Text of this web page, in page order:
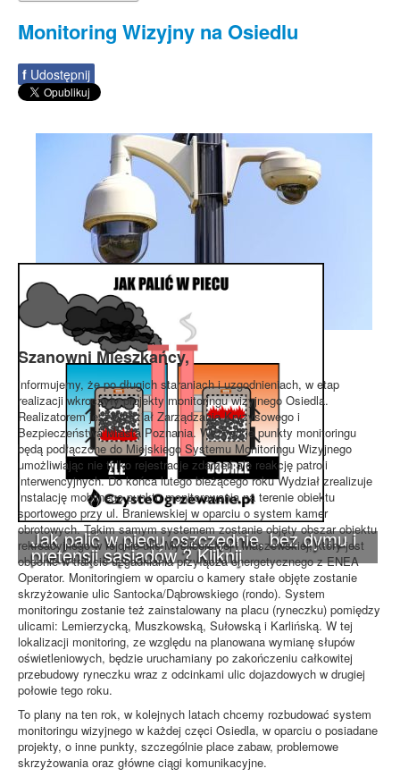
Jak palić w piecu oszczędnie, bez dymu i
pretensji sąsiadów ? Kliknij
Monitoring Wizyjny na Osiedlu
f Udostępnij
Szanowni Mieszkańcy,
informujemy, że po długich staraniach i uzgodnieniach, w etap
realizacji wkroczyły projekty monitoringu wizyjnego Osiedla.
Realizatorem jest Wydział Zarządzania Kryzysowego i
Bezpieczeństwa Miasta Poznania. Wszystkie punkty monitoringu
będą podłączone do Miejskiego Systemu Monitoringu Wizyjnego
umożliwiając nie tylko rejestracje zdarzeń ale reakcję patroli
interwencyjnych. Do końca lutego bieżącego roku Wydział zrealizuje
instalację mobilnego punktu monitorowania na terenie obiektu
sportowego przy ul. Braniewskiej w oparciu o system kamer
obrotowych. Takim samym systemem zostanie objęty obszar obiektu
rekreacyjnego w rejonie ulic Myśliborskiej i Maszewskiej, który jest
obecnie w trakcie uzgadniania przyłącza energetycznego z ENEA
Operator. Monitoringiem w oparciu o kamery stałe objęte zostanie
skrzyżowanie ulic Santocka/Dąbrowskiego (rondo). System
monitoringu zostanie też zainstalowany na placu (ryneczku) pomiędzy
ulicami: Lemierzycką, Muszkowską, Sułowską i Karlińską. W tej
lokalizacji monitoring, ze względu na planowana wymianę słupów
oświetleniowych, będzie uruchamiany po zakończeniu całkowitej
przebudowy ryneczku wraz z odcinkami ulic dojazdowych w drugiej
połowie tego roku.
To plany na ten rok, w kolejnych latach chcemy rozbudować system
monitoringu wizyjnego w każdej częci Osiedla, w oparciu o posiadane
projekty, o inne punkty, szczególnie place zabaw, problemowe
skrzyżowania oraz główne ciągi komunikacyjne.